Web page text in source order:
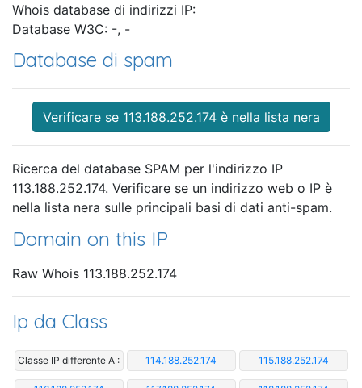
Whois database di indirizzi IP:
Database W3C: -, -
Database di spam
Verificare se 113.188.252.174 è nella lista nera
Ricerca del database SPAM per l'indirizzo IP
113.188.252.174. Verificare se un indirizzo web o IP è
nella lista nera sulle principali basi di dati anti-spam.
Domain on this IP
Raw Whois 113.188.252.174
Ip da Class
Classe IP differente A : 114.188.252.174 115.188.252.174